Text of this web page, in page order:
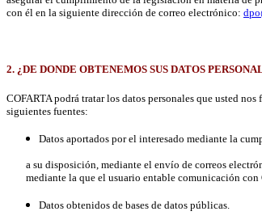
con él en la siguiente dirección de correo electrónico:
2. ¿DE DONDE OBTENEMOS SUS DATOS
COFARTA podrá tratar los datos personales que usted
siguientes fuentes:
Datos aportados por el interesado mediante la
a su disposición, mediante el envío de correos
mediante la que el usuario entable comunicación con
Datos obtenidos de bases de datos públicas.